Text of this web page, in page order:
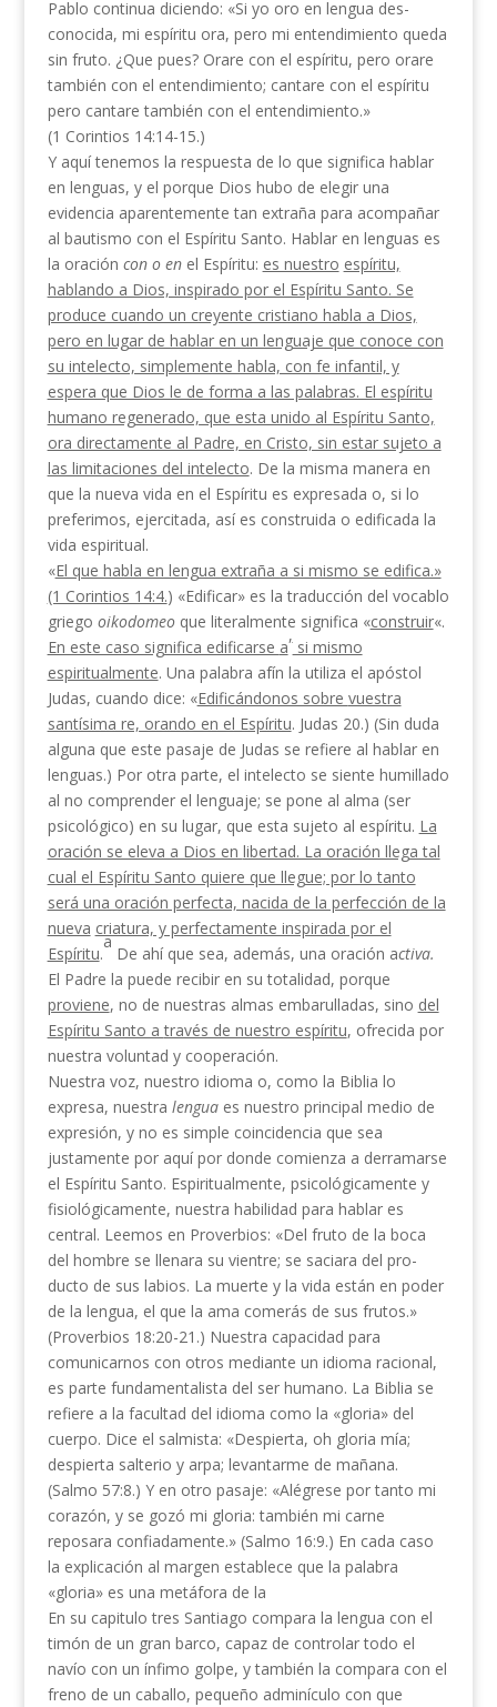
Pablo continua diciendo: «Si yo oro en lengua des­
conocida, mi espíritu ora, pero mi entendimiento que­da
sin fruto. ¿Que pues? Orare con el espíritu, pero orare
también con el entendimiento; cantare con el espíritu
pero cantare también con el entendimiento.»
(1 Corintios 14:14-15.)
Y aquí tenemos la respuesta de lo que significa hablar
en lenguas, y el porque Dios hubo de elegir una
evidencia aparentemente tan extraña para acompañar
al bautismo con el Espíritu Santo. Hablar en lenguas es
la oración con o en el Espíritu: es nuestro espíritu,
hablando a Dios, inspirado por el Espíritu Santo. Se
produce cuando un creyente cristiano habla a Dios,
pero en lugar de hablar en un lenguaje que conoce con
su intelecto, simplemente habla, con fe infantil, y
espera que Dios le de forma a las pala­bras. El espíritu
humano regenerado, que esta unido al Espíritu Santo,
ora directamente al Padre, en Cris­to, sin estar sujeto a
las limitaciones del intelecto. De la misma manera en
que la nueva vida en el Espíritu es expresada o, si lo
preferimos, ejercitada, así es construida o edificada la
vida espiritual.
«El que habla en lengua extraña a si mismo se edi­fica.»
(1 Corintios 14:4.) «Edificar» es la traducción del vocablo
griego oikodomeo que literalmente signi­fica «construir«.
En este caso significa edificarse a
,
si mismo
espiritualmente. Una palabra afín la utiliza el apóstol
Judas, cuando dice: «Edificándonos sobre vuestra
santísima re, orando en el Espíritu. Judas 20.) (Sin duda
alguna que este pasaje de Judas se refiere al hablar en
lenguas.) Por otra parte, el inte­lecto se siente humillado
al no comprender el lenguaje; se pone al alma (ser
psicológico) en su lugar, que esta sujeto al espíritu. La
oración se eleva a Dios en libertad. La oración llega tal
cual el Espíritu Santo quiere que llegue; por lo tanto
será una oración per­fecta, nacida de la perfección de la
nueva criatura, y perfectamente inspirada por el
Espíritu.
a
De ahí que sea, además, una oración activa.
El Padre la puede recibir en su totalidad, porque
proviene, no de nues­tras almas embarulladas, sino del
Espíritu Santo através de nuestro espíritu, ofrecida por
nuestra vo­luntad y cooperación.
Nuestra voz, nuestro idioma o, como la Biblia lo
expresa, nuestra lengua es nuestro principal medio de
expresión, y no es simple coincidencia que sea
justamente por aquí por donde comienza a derramarse
el Espíritu Santo. Espiritualmente, psicológicamente y
fisiológicamente, nuestra habilidad para hablar es
central. Leemos en Proverbios: «Del fruto de la boca
del hombre se llenara su vientre; se saciara del pro­
ducto de sus labios. La muerte y la vida están en poder
de la lengua, el que la ama comerás de sus fru­tos.»
(Proverbios 18:20-21.) Nuestra capacidad para
comunicarnos con otros mediante un idioma racional,
es parte fundamentalista del ser humano. La Biblia se
refiere a la facultad del idioma como la «gloria» del
cuerpo. Dice el salmista: «Despierta, oh gloria mía;
despierta salterio y arpa; levantarme de ma­ñana.
(Salmo 57:8.) Y en otro pasaje: «Alégrese por tanto mi
corazón, y se gozó mi gloria: también mi carne
reposara confiadamente.» (Salmo 16:9.) En cada caso
la explicación al margen establece que la palabra
«gloria» es una metáfora de la
En su capitulo tres Santiago compara la lengua con el
timón de un gran barco, capaz de controlar todo el
navío con un ínfimo golpe, y también la compara con el
freno de un caballo, pequeño adminículo con que